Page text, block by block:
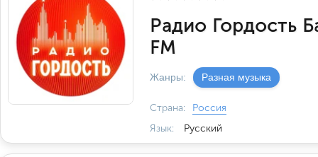
Радио Гордость
FM
Жанры: Разная музыка
Страна:
Россия
Язык:
Русский